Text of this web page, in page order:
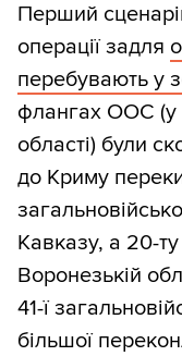
Перший
операції задля
перебувають у
флангах ООС (у
області) були
до Криму
Кавказу, а 20-
Воронезькій
41-ї
більшої